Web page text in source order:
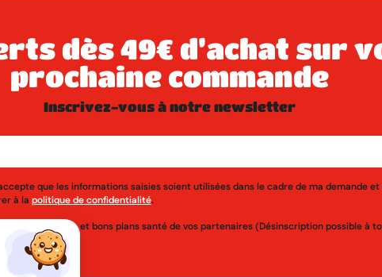
prochaine commande
inscrivez-vous à notre newsletter
que les informations saisies soient utilisées dans le cadre de ma demande
à la politique de confidentialité.
réductions et bons plans santé de vos partenaires (Désinscription possible à